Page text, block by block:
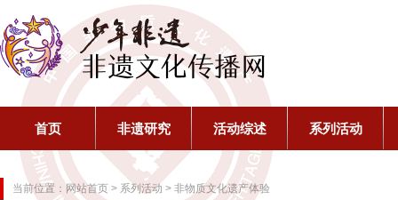
首页 非遗研究 活动综述 系列活动
当前位置： 网站首页 > 系列活动 > 非物质文化遗产体验